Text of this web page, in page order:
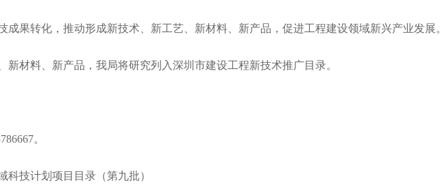
转化，推动形成新技术、新工艺、新材料、新产品，促进工程建设领域新兴产业发展。
材料、新产品，我局将研究列入深圳市建设工程新技术推广目录。
。
技计划项目目录（第九批）